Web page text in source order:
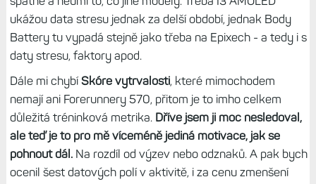
Na I3S by mě přesto potěšilo několik drobností, které by
dojem z hodinek výrazně vylepšily. Především lepší
zpracování doplňků Body Battery a Stres, ty jsou fakt
špatné a neumí to, co jiné modely. Třeba I3 AMOLED